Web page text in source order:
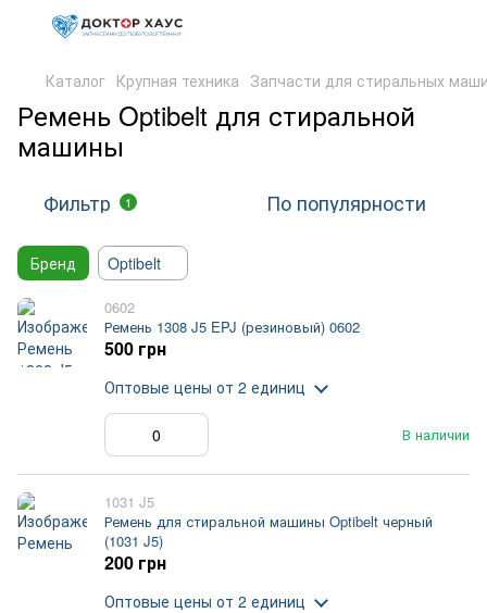
Каталог Крупная техника Запчасти для стиральных
Ремень Optibelt для стиральной
машины
Фильтр 1 По популярности
Бренд Optibelt
0602
Ремень 1308 J5 EPJ (резиновый) 0602
В наличии
500 грн
Оптовые цены от 2 единиц
1031 J5
Ремень для стиральной машины Optibelt черный
(1031 J5)
200 грн
Оптовые цены от 2 единиц